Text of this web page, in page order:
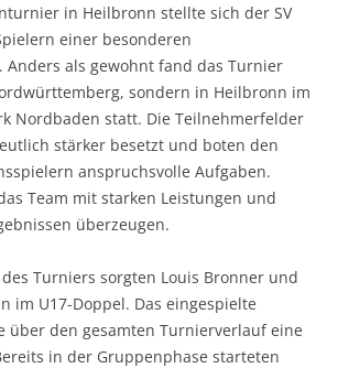
in Heilbronn stellte sich der SV
einer besonderen
Anders als gewohnt fand das Turnier
sondern in Heilbronn im
Nordbaden statt. Die Teilnehmerfelder
stärker besetzt und boten den
anspruchsvolle Aufgaben.
Team mit starken Leistungen und
überzeugen.
Turniers sorgten Louis Bronner und
im U17-Doppel. Das eingespielte
über den gesamten Turnierverlauf eine
in der Gruppenphase starteten